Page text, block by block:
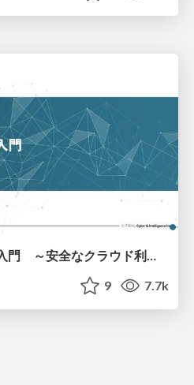
クラウドセキュリティ入門 ～安全なクラウド利用のための基礎知識～
9 7.7k